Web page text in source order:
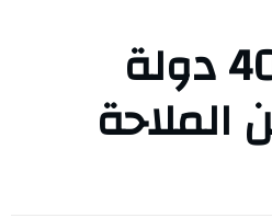
وزراء دفاع 40 دولة
الملاحة